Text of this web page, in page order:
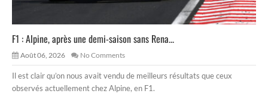
F1 : Alpine, après une demi-saison sans Rena...
Août 06, 2026 No Comments
Il est clair qu’on nous avait vendu de meilleurs résultats que ceux
observés actuellement chez Alpine, en F1.